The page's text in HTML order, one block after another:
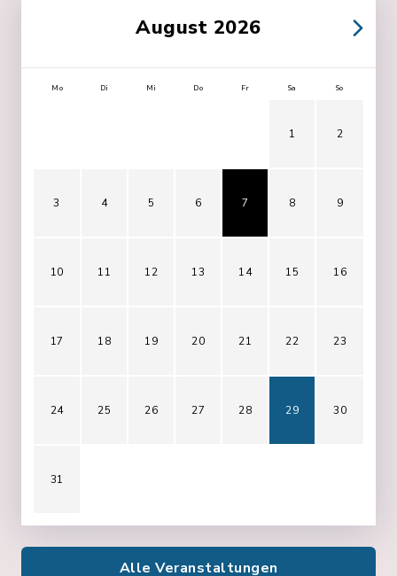
August 2026
Mo Di Mi Do Fr Sa So
1 2
3 4 5 6 7 8 9
10 11 12 13 14 15 16
17 18 19 20 21 22 23
24 25 26 27 28 29 30
31
Alle Veranstaltungen